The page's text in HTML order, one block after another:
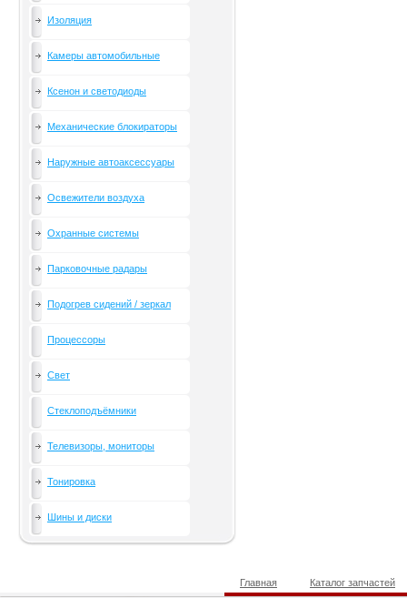
Изоляция
Камеры автомобильные
Ксенон и светодиоды
Механические блокираторы
Наружные автоаксессуары
Освежители воздуха
Охранные системы
Парковочные радары
Подогрев сидений / зеркал
Процессоры
Свет
Стеклоподъёмники
Телевизоры, мониторы
Тонировка
Шины и диски
Главная Каталог запчастей